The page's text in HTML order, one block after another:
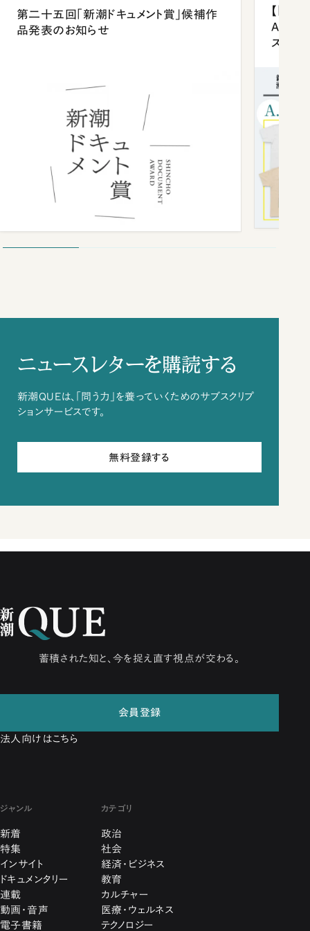
第二十五回「新潮ドキュメント賞」候補作
品発表のお知らせ
【「新
ズプレ
ニュースレターを購読する
新潮QUEは、「問う力」を養っていくためのサブスクリプ
ションサービスです。
無料登録する
蓄積された知と、今を捉え直す視点が交わる。
会員登録
法人向けはこちら
ジャンル
新着
特集
インサイト
ドキュメンタリー
連載
動画・音声
電子書籍
カテゴリ
政治
社会
経済・ビジネス
教育
カルチャー
医療・ウェルネス
テクノロジー